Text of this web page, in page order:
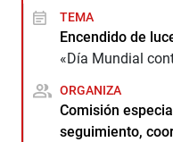
TEMA
Encendido de
«Día Mundial
ORGANIZA
Comisión
seguimiento,